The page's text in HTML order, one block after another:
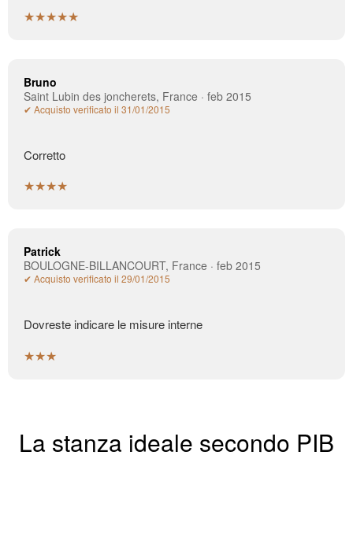
★★★★★
Bruno
Saint Lubin des joncherets, France · feb 2015
✔ Acquisto verificato il 31/01/2015
Corretto
★★★★
Patrick
BOULOGNE-BILLANCOURT, France · feb 2015
✔ Acquisto verificato il 29/01/2015
Dovreste indicare le misure interne
★★★
La stanza ideale secondo PIB